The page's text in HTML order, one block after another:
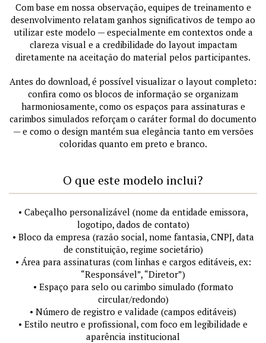
Com base em nossa observação, equipes de treinamento e
desenvolvimento relatam ganhos significativos de tempo ao
utilizar este modelo — especialmente em contextos onde a
clareza visual e a credibilidade do layout impactam
diretamente na aceitação do material pelos participantes.
Antes do download, é possível visualizar o layout completo:
confira como os blocos de informação se organizam
harmoniosamente, como os espaços para assinaturas e
carimbos simulados reforçam o caráter formal do documento
— e como o design mantém sua elegância tanto em versões
coloridas quanto em preto e branco.
O que este modelo inclui?
• Cabeçalho personalizável (nome da entidade emissora,
logotipo, dados de contato)
• Bloco da empresa (razão social, nome fantasia, CNPJ, data
de constituição, regime societário)
• Área para assinaturas (com linhas e cargos editáveis, ex:
“Responsável”, “Diretor”)
• Espaço para selo ou carimbo simulado (formato
circular/redondo)
• Número de registro e validade (campos editáveis)
• Estilo neutro e profissional, com foco em legibilidade e
aparência institucional